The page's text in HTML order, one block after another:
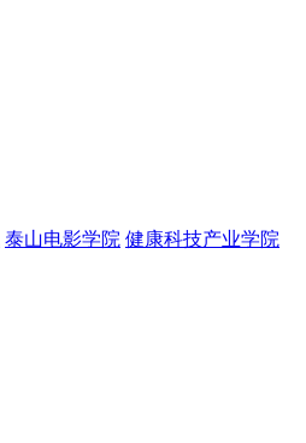
泰山电影学院 健康科技产业学院